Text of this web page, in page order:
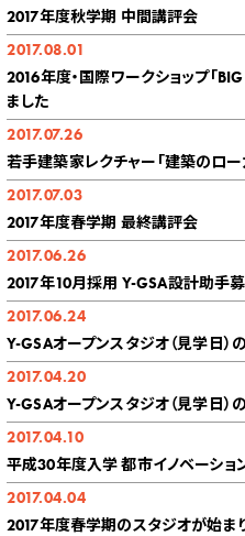
2017年度秋学期 中間講評会
2017.08.01
2016年度・国際ワークショップ「
ました
2017.07.26
若手建築家レクチャー「建築のロー
2017.07.03
2017年度春学期 最終講評会
2017.06.26
2017年10月採用 Y-GSA設計助手
2017.06.24
Y-GSAオープンスタジオ（見学日）
2017.04.20
Y-GSAオープンスタジオ（見学日）
2017.04.10
平成30年度入学 都市イノベーショ
2017.04.04
2017年度春学期のスタジオが始ま